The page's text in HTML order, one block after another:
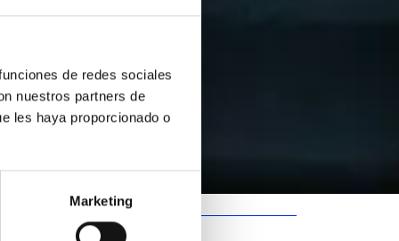
de redes sociales
nuestros partners de
les haya proporcionado o
Marketing
Actualités